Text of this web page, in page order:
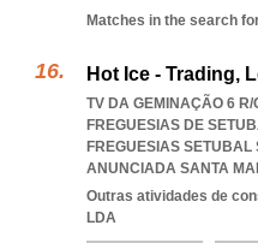
Matches in the search
Hot Ice - Trading,
TV DA GEMINAÇÃO 6
FREGUESIAS DE
FREGUESIAS
ANUNCIADA SANTA
Outras atividades de
LDA